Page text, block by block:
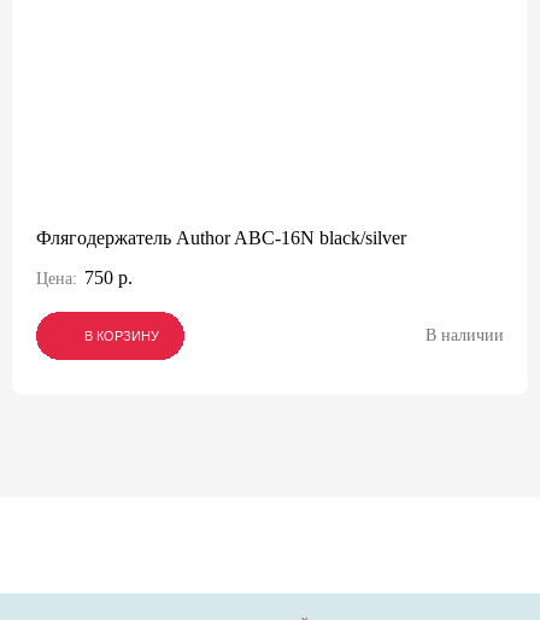
Флягодержатель Author ABC-16N black/silver
Цена: 750 р.
В КОРЗИНУ
В КОРЗИНУ
В КОРЗИНУ В наличии